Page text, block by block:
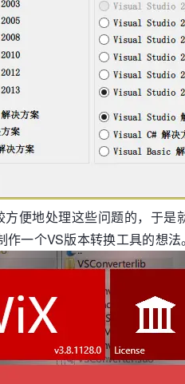
方便地处理这些问题的，于
作一个VS版本转换工具的想